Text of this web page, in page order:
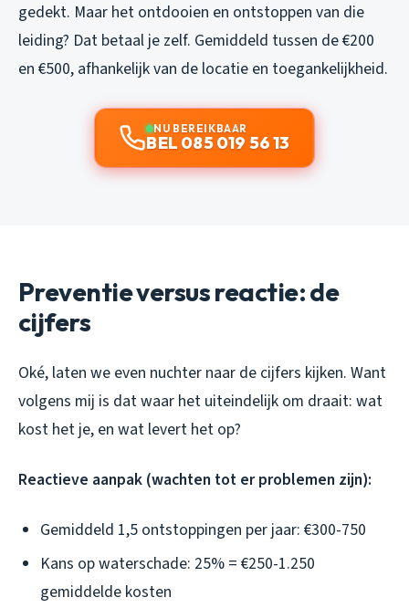
gedekt. Maar het ontdooien en ontstoppen van die
leiding? Dat betaal je zelf. Gemiddeld tussen de €200
en €500, afhankelijk van de locatie en toegankelijkheid.
NU BEREIKBAAR
BEL 085 019 56 13
Preventie versus reactie: de
cijfers
Oké, laten we even nuchter naar de cijfers kijken. Want
volgens mij is dat waar het uiteindelijk om draait: wat
kost het je, en wat levert het op?
Reactieve aanpak (wachten tot er problemen zijn):
Gemiddeld 1,5 ontstoppingen per jaar: €300-750
Kans op waterschade: 25% = €250-1.250
gemiddelde kosten